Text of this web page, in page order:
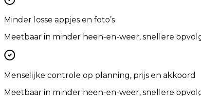
Minder losse appjes en foto’s
Meetbaar in minder heen-en-weer, snellere
Menselijke controle op planning, prijs en akkoord
Meetbaar in minder heen-en-weer, snellere